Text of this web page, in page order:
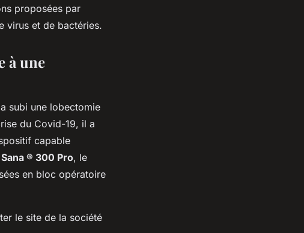
proposées par
virus et de bactéries.
à une
subi une lobectomie
du Covid-19, il a
capable
Sana ® 300 Pro, le
en bloc opératoire
le site de la société